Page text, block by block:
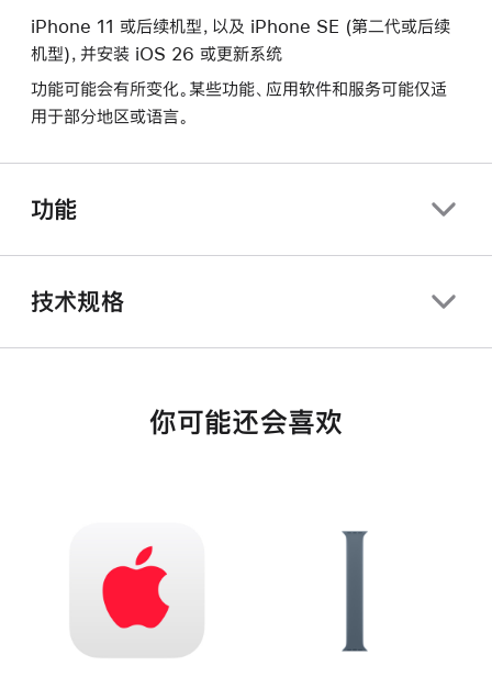
iPhone 11 或后续机型，以及 iPhone SE (第二代或后续
机型)，并安装 iOS 26 或更新系统
功能可能会有所变化。某些功能、应用软件和服务可能仅适
用于部分地区或语言。
功能
技术规格
你可能还会喜欢